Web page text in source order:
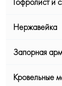
Нержавейка
Запорная
Кровельные